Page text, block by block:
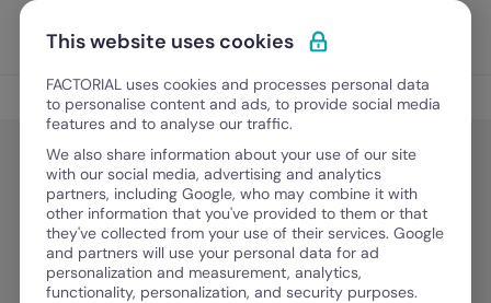
Ir al contenido
Pedir una demo
Gestión de nómina
Gestión de nómina
Cómo calcular una nómina con
incapacidad en México
This website uses cookies
FACTORIAL uses cookies and processes personal data
to personalise content and ads, to provide social media
features and to analyse our traffic.
We also share information about your use of our site
with our social media, advertising and analytics
partners, including Google, who may combine it with
other information that you've provided to them or that
they've collected from your use of their services. Google
and partners will use your personal data for ad
personalization and measurement, analytics,
functionality, personalization, and security purposes.